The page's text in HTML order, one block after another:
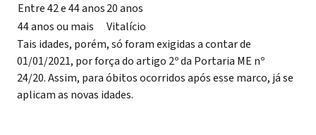
Entre 42 e 44 anos20 anos
44 anos ou mais
Vitalício
Tais idades, porém, só foram exigidas a contar de
01/01/2021, por força do artigo 2º da Portaria ME nº
24/20.Assim, para óbitos ocorridos após esse marco, já se
aplicam as novas idades.